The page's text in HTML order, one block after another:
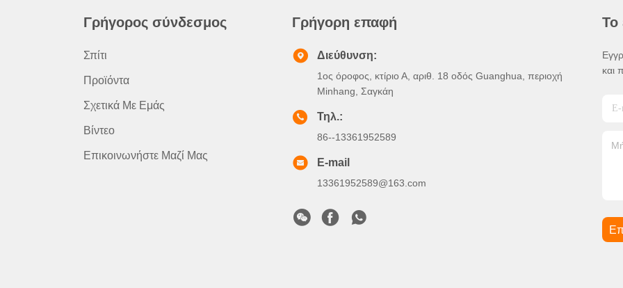
Γρήγορος σύνδεσμος
Σπίτι
Προϊόντα
Σχετικά Με Εμάς
Βίντεο
Επικοινωνήστε Μαζί Μας
Γρήγορη επαφή
Διεύθυνση:
1ος όροφος, κτίριο Α, αριθ. 18 οδός Guanghua, περιοχή
Minhang, Σαγκάη
Τηλ.:
86--13361952589
E-mail
13361952589@163.com
Το
και